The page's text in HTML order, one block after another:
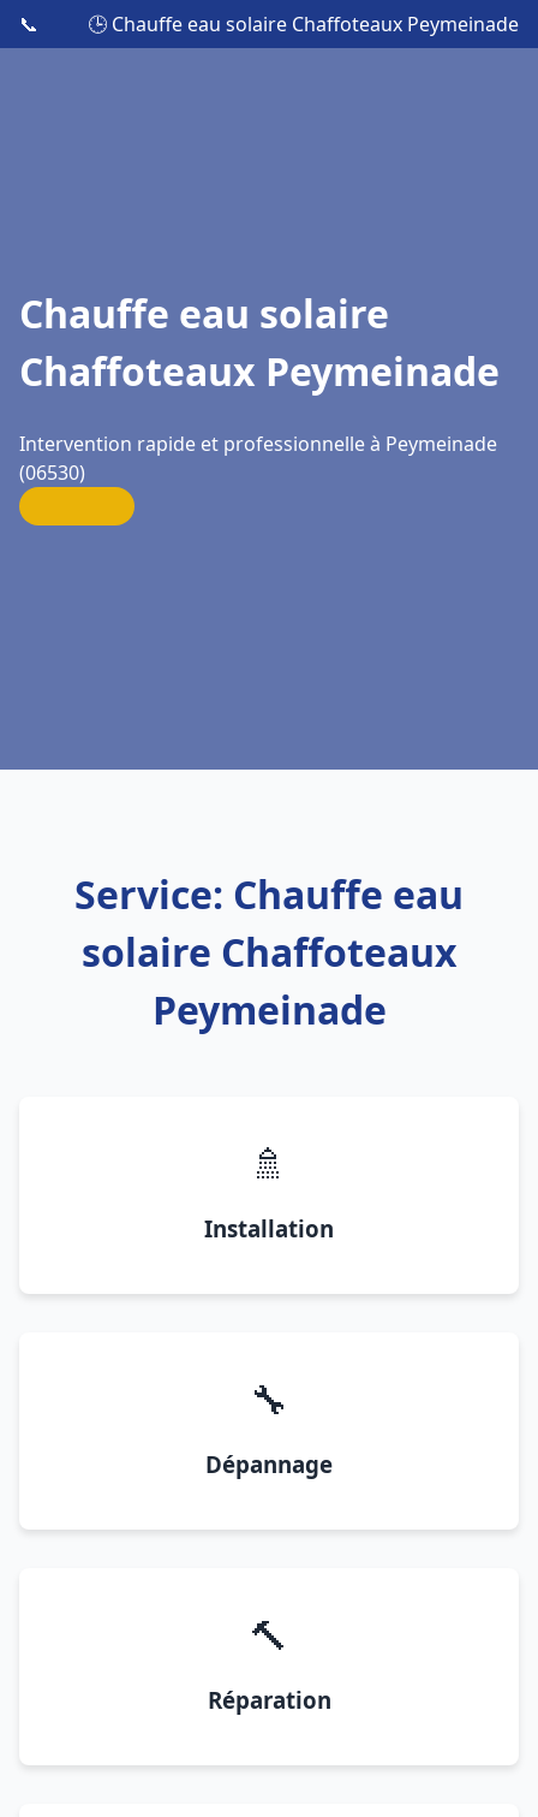
📞 🕒 Chauffe eau solaire Chaffoteaux Peymeinade
Chauffe eau solaire
Chaffoteaux Peymeinade
Intervention rapide et professionnelle à Peymeinade
(06530)
Service: Chauffe eau
solaire Chaffoteaux
Peymeinade
🚿
Installation
🔧
Dépannage
🔨
Réparation